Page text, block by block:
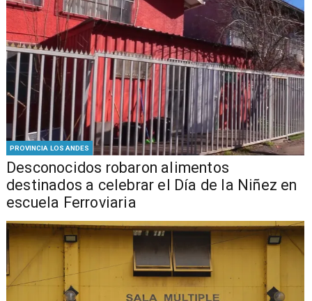
PROVINCIA LOS ANDES
Desconocidos robaron alimentos
destinados a celebrar el Día de la Niñez en
escuela Ferroviaria